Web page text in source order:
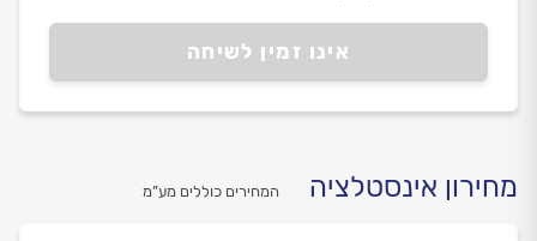
אינו זמין לשיחה
מחירון אינסטלציה המחירים כוללים מע”מ